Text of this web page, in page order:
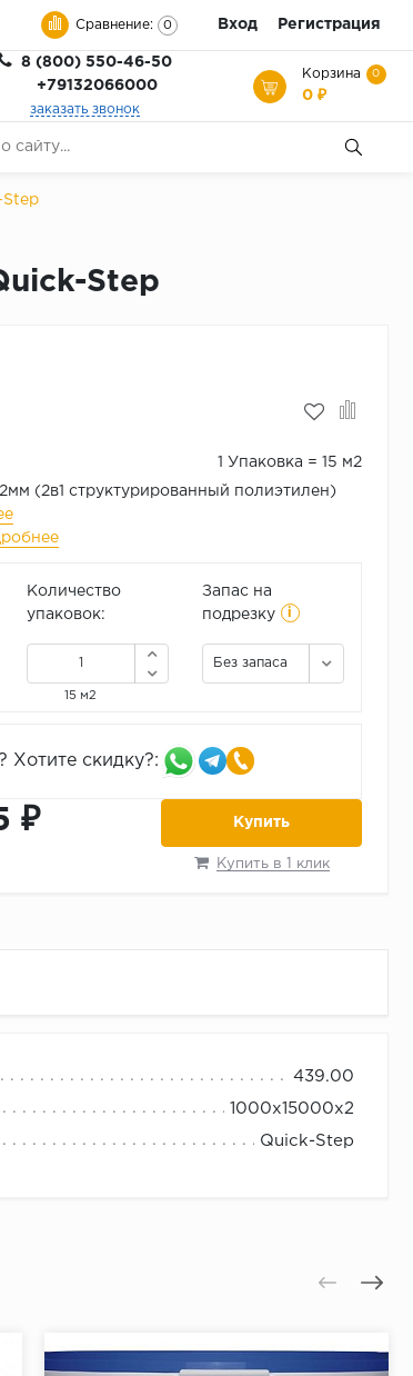
Сравнение: 0 Вход Регистрация
8 (800) 550-46-50
+79132066000
заказать звонок
Корзина 0
0 ₽
Step
Step
1 Упаковка = 15 м2
(2в1 структурированный полиэтилен)
Количество
упаковок:
15 м2
Запас на
подрезку
i
Без запаса
скидку?:
₽ Купить
Купить в 1 клик
439.00
1000х15000х2
Quick-Step